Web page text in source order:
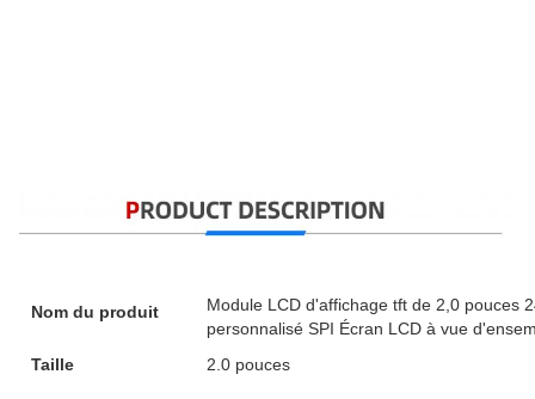
Nom du produit
Module LCD d'affichage tft de 2,0 pouces
personnalisé SPI Écran LCD à vue
Taille
2.0 pouces